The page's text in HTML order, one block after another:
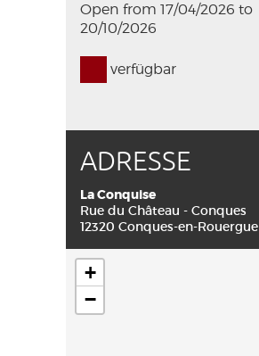
Open from 17/04/2026 to
20/10/2026
verfügbar
ADRESSE
La Conquise
Rue du Château - Conques
12320 Conques-en-Rouergue
+
−